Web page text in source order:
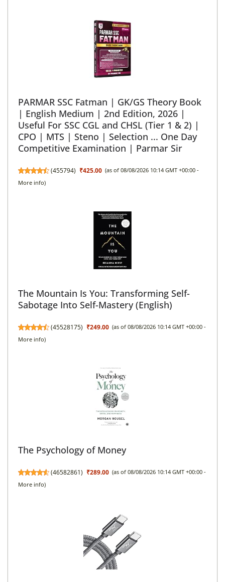
PARMAR SSC Fatman | GK/GS Theory Book
| English Medium | 2nd Edition, 2026 |
Useful For SSC CGL and CHSL (Tier 1 & 2) |
CPO | MTS | Steno | Selection ... One Day
Competitive Examination | Parmar Sir
(455794) ₹425.00 (as of 08/08/2026 10:14 GMT +00:00 -
More info)
The Mountain Is You: Transforming Self-
Sabotage Into Self-Mastery (English)
(45528175) ₹249.00 (as of 08/08/2026 10:14 GMT +00:00 -
More info)
The Psychology of Money
(46582861) ₹289.00 (as of 08/08/2026 10:14 GMT +00:00 -
More info)